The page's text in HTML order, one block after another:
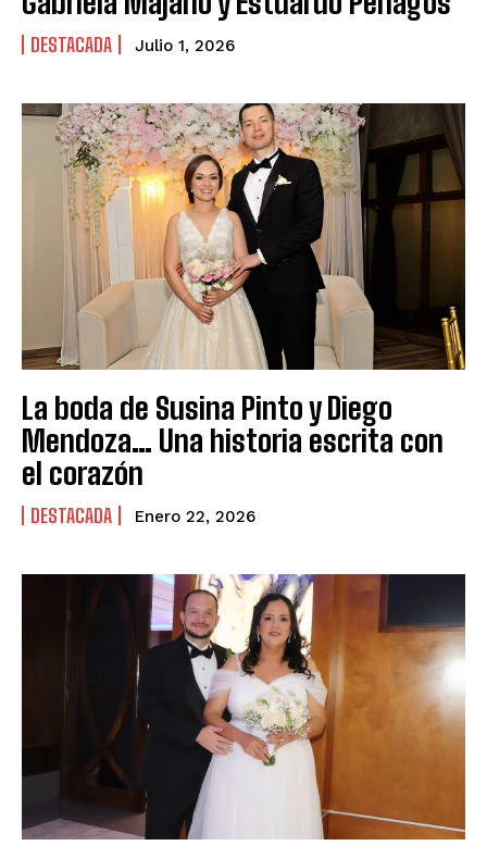
DESTACADA Julio 1, 2026
La boda de Susina Pinto y Diego
Mendoza… Una historia escrita con
el corazón
DESTACADA Enero 22, 2026